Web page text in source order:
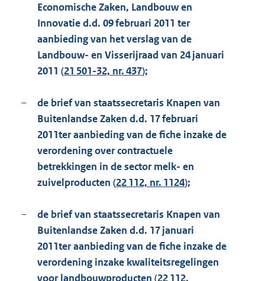
Economische Zaken, Landbouw en
Innovatie d.d. 09 februari 2011 ter
aanbieding van het verslag van de
Landbouw- en Visserijraad van 24 januari
2011 (21 501-32, nr. 437);
–
de brief van staatssecretaris Knapen van
Buitenlandse Zaken d.d. 17 februari
2011ter aanbieding van de fiche inzake de
verordening over contractuele
betrekkingen in de sector melk- en
zuivelproducten (22 112, nr. 1124);
–
de brief van staatssecretaris Knapen van
Buitenlandse Zaken d.d. 17 januari
2011ter aanbieding van de fiche inzake de
verordening inzake kwaliteitsregelingen
voor landbouwproducten (22 112,